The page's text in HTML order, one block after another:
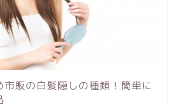
市販の白髪隠しの種類！簡単に